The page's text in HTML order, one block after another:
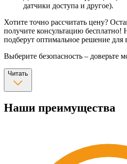
датчики доступа и другое).
Хотите точно рассчитать цену?
получите консультацию
подберут оптимальное решение для
Выберите безопасность – доверьте
Читать
Наши преимущества